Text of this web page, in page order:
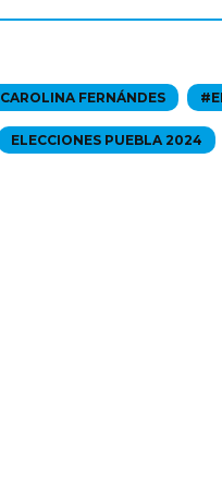
CAROLINA FERNÁNDES
ELECCIONES PUEBLA 2024